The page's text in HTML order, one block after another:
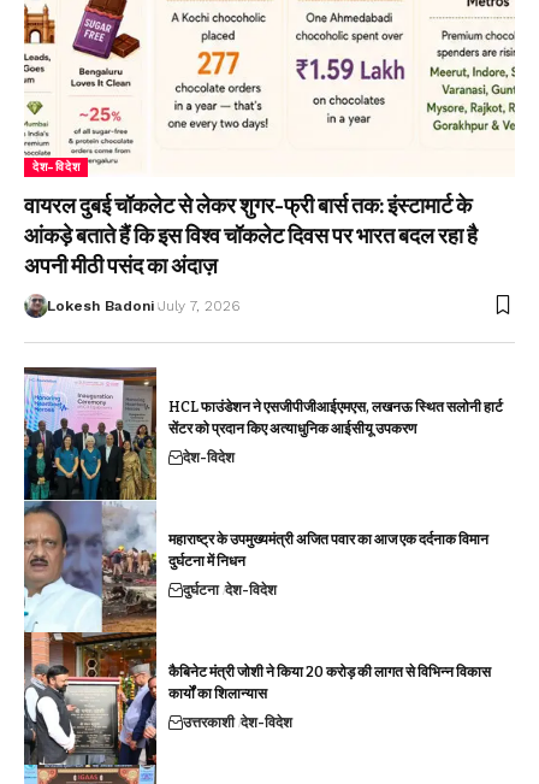
देश-विदेश
वायरल दुबई चॉकलेट से लेकर शुगर-फ्री बार्स तक: इंस्टामार्ट के
आंकड़े बताते हैं कि इस विश्व चॉकलेट दिवस पर भारत बदल रहा है
अपनी मीठी पसंद का अंदाज़
Lokesh Badoni July 7, 2026
HCL फाउंडेशन ने एसजीपीजीआईएमएस, लखनऊ स्थित सलोनी हार्ट
सेंटर को प्रदान किए अत्याधुनिक आईसीयू उपकरण
देश-विदेश
महाराष्ट्र के उपमुख्यमंत्री अजित पवार का आज एक दर्दनाक विमान
दुर्घटना में निधन
दुर्घटना देश-विदेश
कैबिनेट मंत्री जोशी ने किया 20 करोड़ की लागत से विभिन्न विकास
कार्यों का शिलान्यास
उत्तरकाशी देश-विदेश